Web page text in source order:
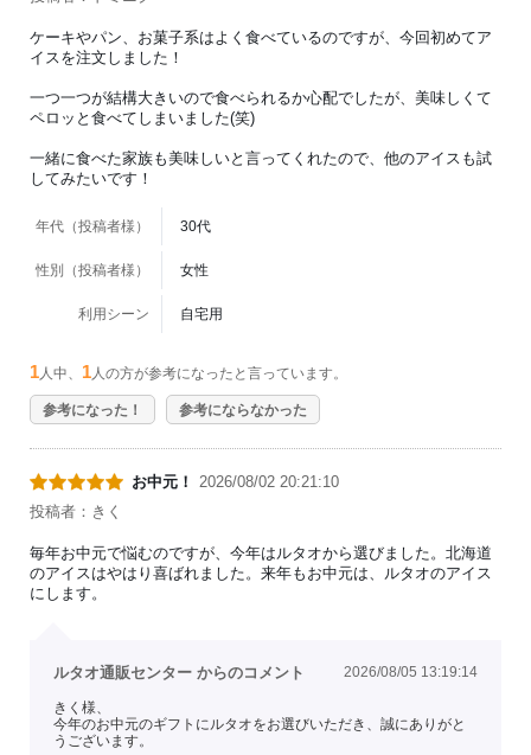
ケーキやパン、お菓子系はよく食べているのですが、今回初めてア
イスを注文しました！
一つ一つが結構大きいので食べられるか心配でしたが、美味しくて
ペロッと食べてしまいました(笑)
一緒に食べた家族も美味しいと言ってくれたので、他のアイスも試
してみたいです！
年代（投稿者様） 30代
性別（投稿者様） 女性
利用シーン 自宅用
1 人中、 1 人の方が参考になったと言っています。
参考になった！ 参考にならなかった
お中元！
2026/08/02 20:21:10
投稿者：きく
毎年お中元で悩むのですが、今年はルタオから選びました。北海道
のアイスはやはり喜ばれました。来年もお中元は、ルタオのアイス
にします。
ルタオ通販センター からのコメント 2026/08/05 13:19:14
きく様、
今年のお中元のギフトにルタオをお選びいただき、誠にありがと
うございます。